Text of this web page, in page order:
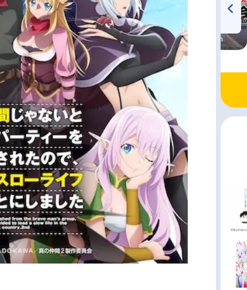
高橋美紀のおんぷの気持ち
♪ in アニメイトタイムズ
TVアニメ『戦隊大失格』
radio 大直会 2nd season